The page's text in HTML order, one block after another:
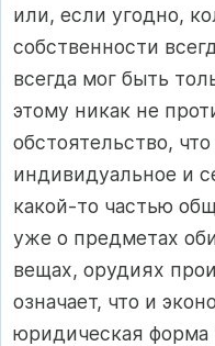
или, если угодно,
собственности
всегда мог быть
этому никак не
обстоятельство,
индивидуальное и
какой‑то частью
уже о предметах
вещах, орудиях
означает, что и
юридическая форма